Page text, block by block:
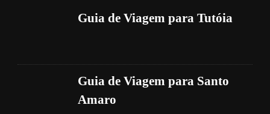
Guia de Viagem para Tutóia
Guia de Viagem para Santo
Amaro